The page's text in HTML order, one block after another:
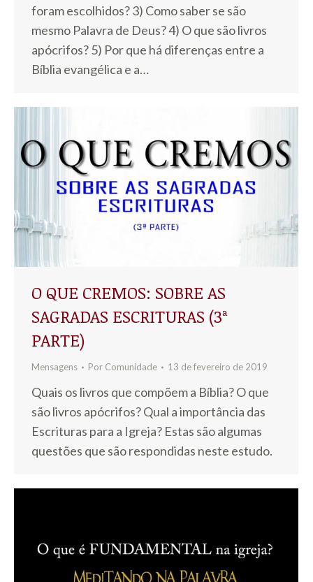
foram escolhidos? 3) Como saber se são
mesmo Palavra de Deus? 4) O que são livros
apócrifos? 5) Por que há diferenças entre a
Bíblia evangélica e a…
O QUE CREMOS: SOBRE AS
SAGRADAS ESCRITURAS (3ª
PARTE)
Mensagens Por Comunidade 13 de fevereiro de 2019
Quais os livros que compõem a Bíblia? O que
são livros apócrifos? Qual a importância das
Escrituras para a Igreja? Estas são algumas
questões que são respondidas neste estudo.